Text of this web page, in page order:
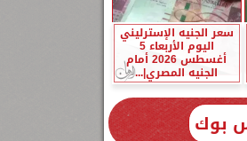
سعر الجنيه الإسترليني
اليوم الأربعاء 5
أغسطس 2026 أمام
الجنيه المصري|...
بوك